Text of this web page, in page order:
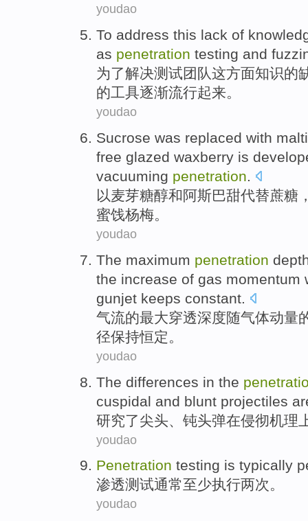
youdao
To address this lack of
as penetration testing and
为了解决测试团队这方面知识的
的工具逐渐流行起来。
youdao
Sucrose was replaced with
free glazed waxberry is
vacuuming penetration.
以麦芽糖醇和阿斯巴甜代替蔗糖
蜜饯杨梅。
youdao
The maximum penetration
the increase of gas momentum
gunjet keeps constant.
气流的最大穿透深度随气体动量
径保持恒定。
youdao
The differences in the
cuspidal and blunt projectiles
研究了尖头 钝头弹在侵彻机理
youdao
Penetration testing is typically
渗透测试通常至少执行两次。
youdao